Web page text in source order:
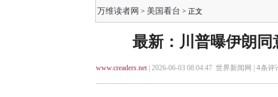
万维读者网 > 美国看台 > 正文
最新：川普曝伊朗
www.creaders.net| 2026-06-03 08:04:47 世界新闻网 | 4条评